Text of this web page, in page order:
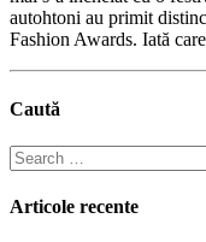
autohtoni au primit
Fashion Awards. Iată
Caută
Search
for:
Articole recente